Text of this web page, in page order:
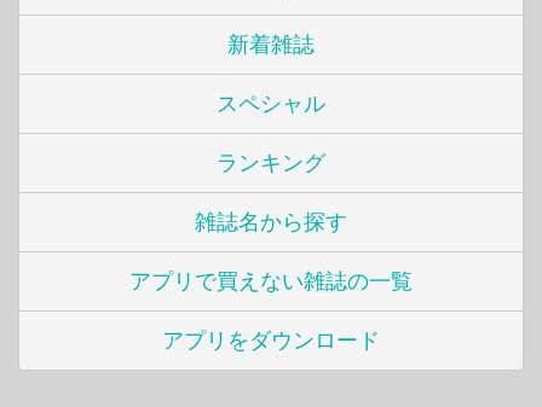
新着雑誌
スペシャル
ランキング
雑誌名から探す
アプリで買えない雑誌の一覧
アプリをダウンロード